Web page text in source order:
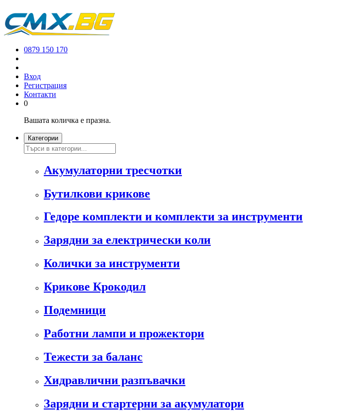
0879 150 170
Вход
Регистрация
Контакти
0
Вашата количка е празна.
Категории
Акумулаторни тресчотки
Бутилкови крикове
Гедоре комплекти и комплекти за инструменти
Зарядни за електрически коли
Колички за инструменти
Крикове Крокодил
Подемници
Работни лампи и прожектори
Тежести за баланс
Хидравлични разпъвачки
Зарядни и стартерни за акумулатори